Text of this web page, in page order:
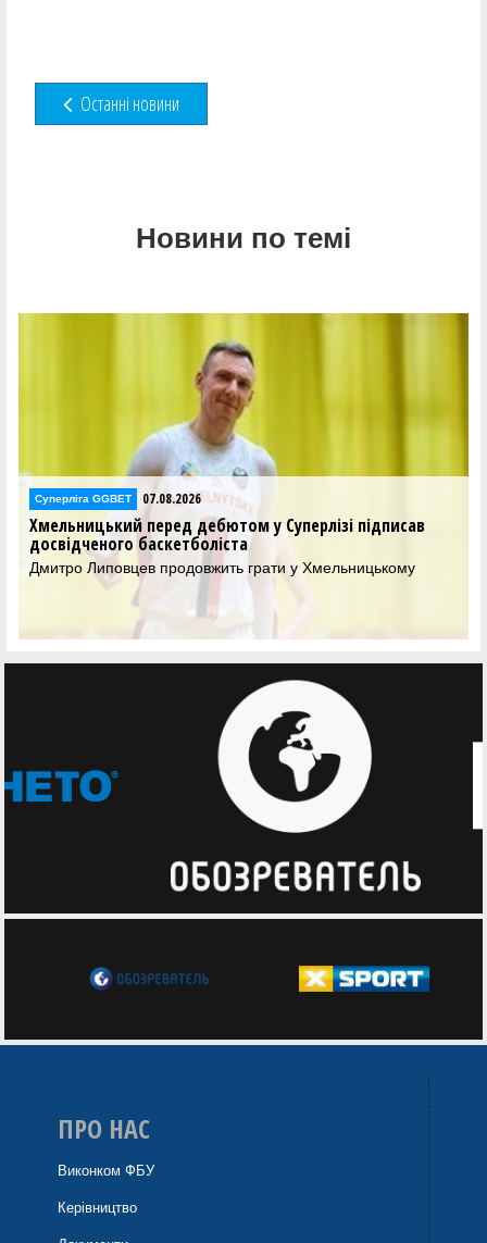
Останні новини
Новини по темі
Суперліга GGBET 07.08.2026
Хмельницький перед дебютом у Суперлізі підписав
досвідченого баскетболіста
Дмитро Липовцев продовжить грати у Хмельницькому
ПРО НАС
Виконком ФБУ
Керівництво